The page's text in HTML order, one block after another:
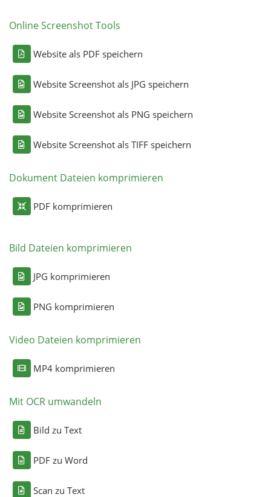
Online Screenshot Tools
Website als PDF speichern
Website Screenshot als JPG speichern
Website Screenshot als PNG speichern
Website Screenshot als TIFF speichern
Dokument Dateien komprimieren
PDF komprimieren
Bild Dateien komprimieren
JPG komprimieren
PNG komprimieren
Video Dateien komprimieren
MP4 komprimieren
Mit OCR umwandeln
Bild zu Text
PDF zu Word
Scan zu Text